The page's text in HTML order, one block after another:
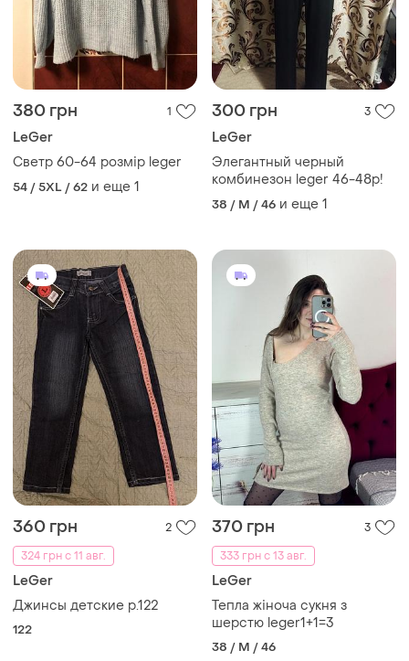
380 грн 1
LeGer
Светр 60-64 розмір leger
54 / 5XL / 62 и еще 1
300 грн 3
LeGer
Элегантный черный
комбинезон leger 46-48р!
38 / M / 46 и еще 1
360 грн
2
324 грн с 11 авг.
LeGer
Джинсы детские р.122
122
370 грн
3
333 грн с 13 авг.
LeGer
Тепла жіноча сукня з
шерстю leger1+1=3
38 / M / 46